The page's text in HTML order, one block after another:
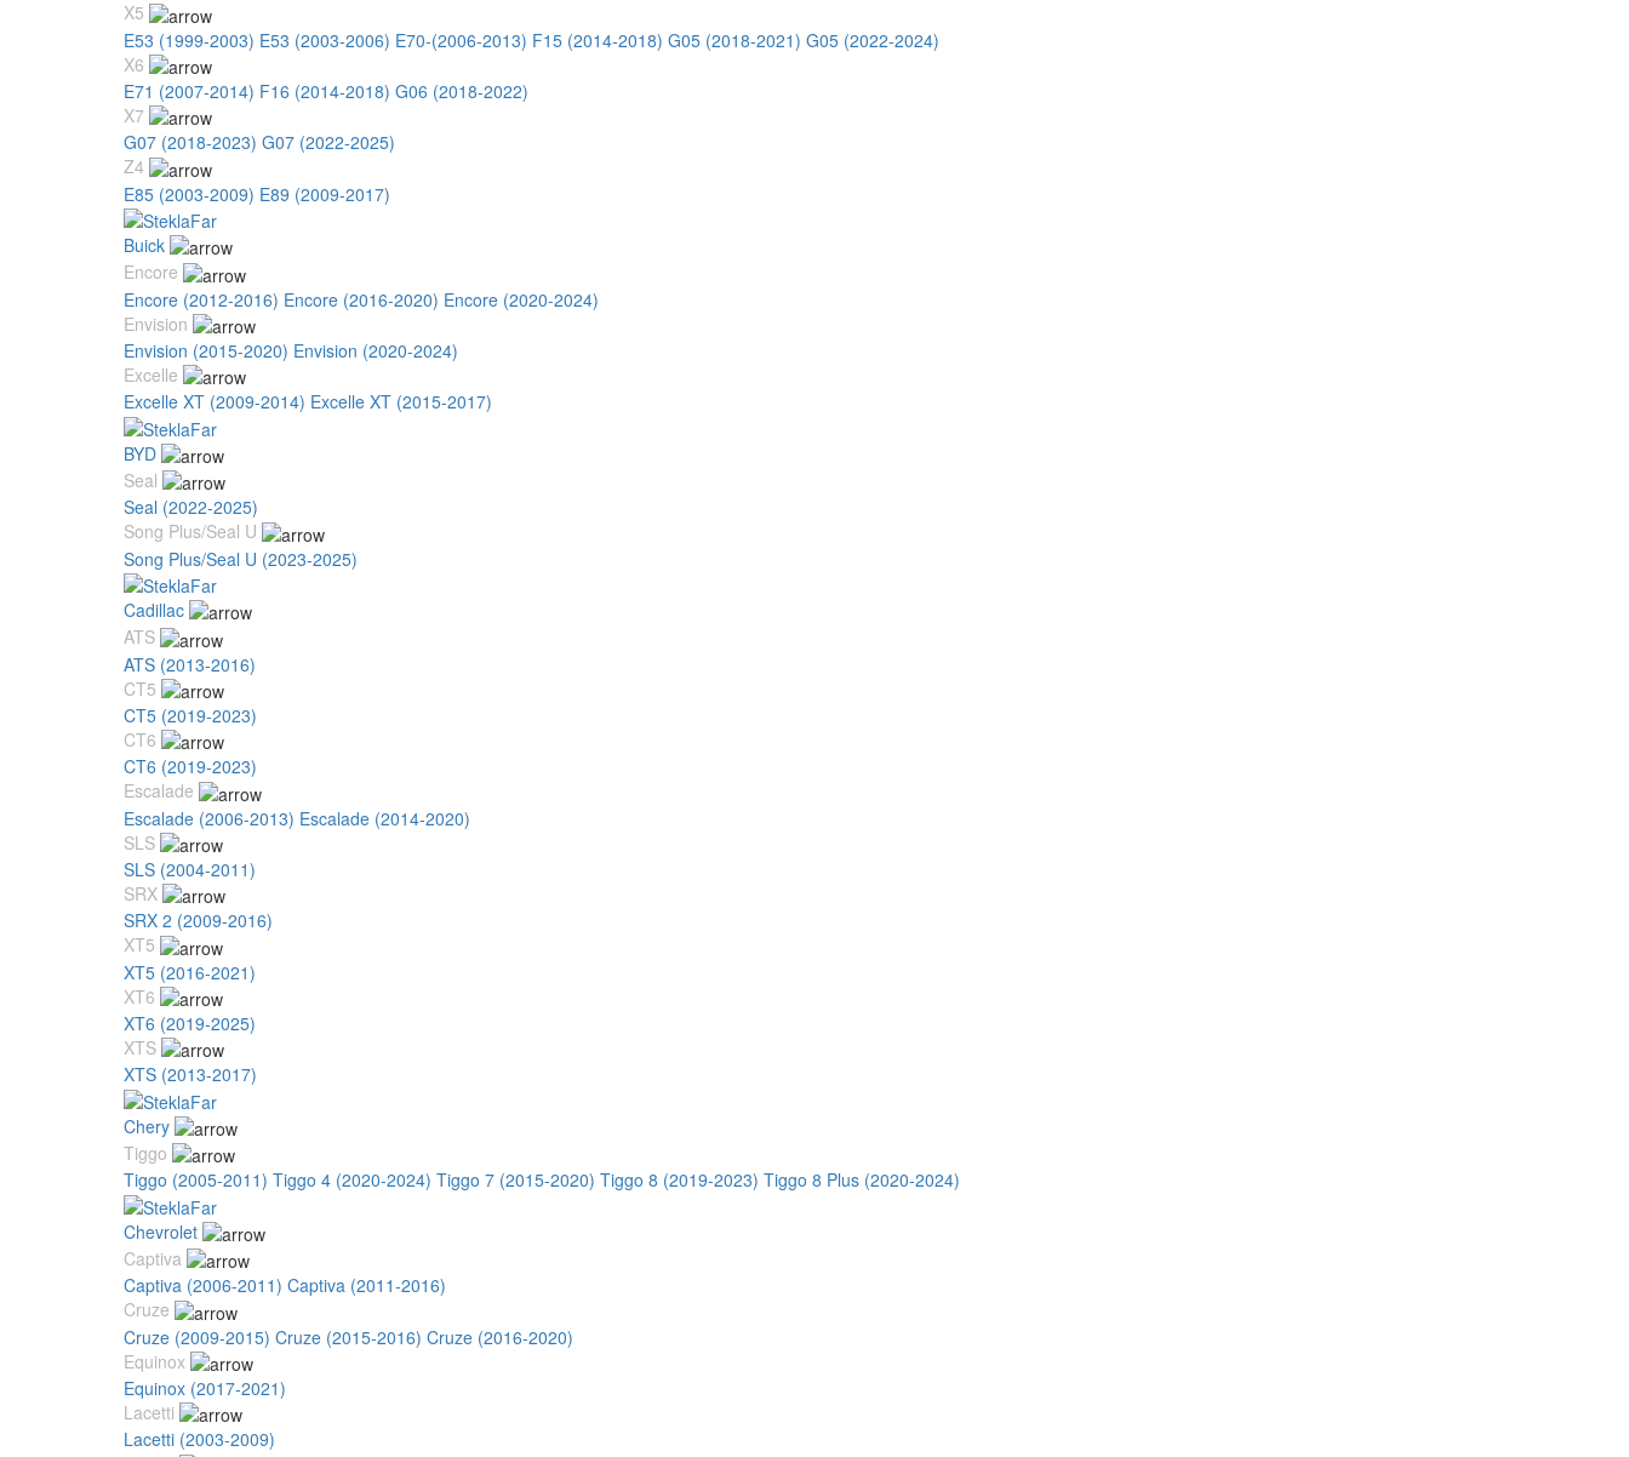
X5
E53 (1999-2003) E53 (2003-2006) E70-(2006-2013) F15 (2014-2018) G05 (2018-2021) G05 (2022-2024)
X6
E71 (2007-2014) F16 (2014-2018) G06 (2018-2022)
X7
G07 (2018-2023) G07 (2022-2025)
Z4
E85 (2003-2009) E89 (2009-2017)
Buick
Encore
Encore (2012-2016) Encore (2016-2020) Encore (2020-2024)
Envision
Envision (2015-2020) Envision (2020-2024)
Excelle
Excelle XT (2009-2014) Excelle XT (2015-2017)
BYD
Seal
Seal (2022-2025)
Song Plus/Seal U
Song Plus/Seal U (2023-2025)
Cadillac
ATS
ATS (2013-2016)
CT5
CT5 (2019-2023)
CT6
CT6 (2019-2023)
Escalade
Escalade (2006-2013) Escalade (2014-2020)
SLS
SLS (2004-2011)
SRX
SRX 2 (2009-2016)
XT5
XT5 (2016-2021)
XT6
XT6 (2019-2025)
XTS
XTS (2013-2017)
Chery
Tiggo
Tiggo (2005-2011) Tiggo 4 (2020-2024) Tiggo 7 (2015-2020) Tiggo 8 (2019-2023) Tiggo 8 Plus (2020-2024)
Chevrolet
Captiva
Captiva (2006-2011) Captiva (2011-2016)
Cruze
Cruze (2009-2015) Cruze (2015-2016) Cruze (2016-2020)
Equinox
Equinox (2017-2021)
Lacetti
Lacetti (2003-2009)